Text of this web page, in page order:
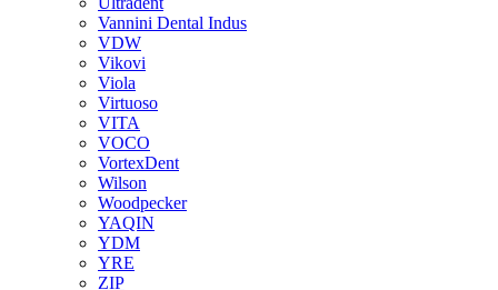
Vannini Dental Indus
VDW
Vikovi
Viola
Virtuoso
VITA
VOCO
VortexDent
Wilson
Woodpecker
YAQIN
YDM
YRE
ZIP